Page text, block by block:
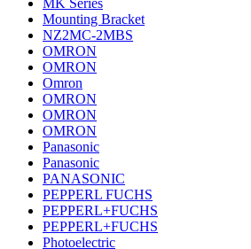
MK Series
Mounting Bracket
NZ2MC-2MBS
OMRON
OMRON
Omron
OMRON
OMRON
OMRON
Panasonic
Panasonic
PANASONIC
PEPPERL FUCHS
PEPPERL+FUCHS
PEPPERL+FUCHS
Photoelectric